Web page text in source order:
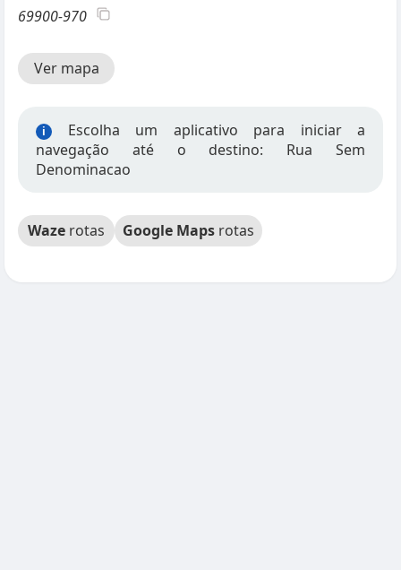
69900-970
Ver mapa
i
Escolha um aplicativo para iniciar a
navegação até o destino: Rua Sem
Denominacao
Waze rotas Google Maps rotas